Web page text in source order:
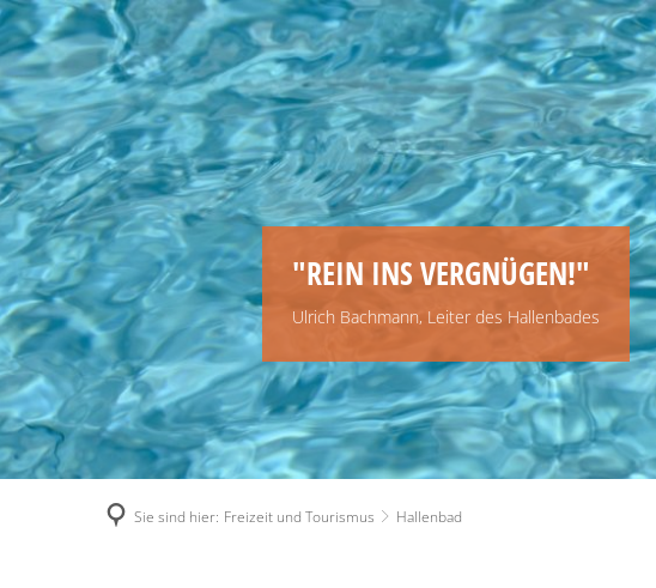
"REIN INS VERGNÜGEN!"
Ulrich Bachmann, Leiter des Hallenbades
Sie sind hier: Freizeit und Tourismus Hallenbad